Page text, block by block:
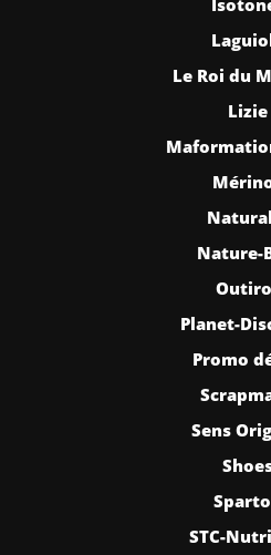
Le Roi du
Lizie
Nature-
Planet-
Promo
Sens
STC-